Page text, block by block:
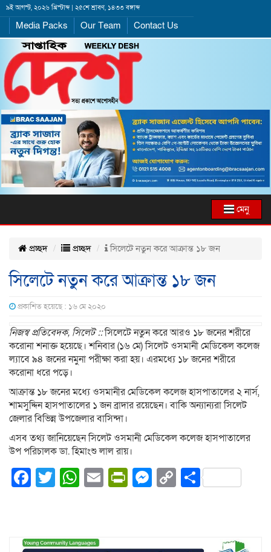
৯ই আগস্ট, ২০২৬ খ্রিস্টাব্দ | ২৫শে শ্রাবণ, ১৪৩৩ বঙ্গাব্দ
Media Packs Our Team Contact Us
মেনু
প্রচ্ছদ প্রচ্ছদ সিলেটে নতুন করে আক্রান্ত ১৮ জন
সিলেটে নতুন করে আক্রান্ত ১৮ জন
প্রকাশিত হয়েছে : ১৬ মে ২০২০
নিজস্ব প্রতিবেদক, সিলেট ::সিলেটে নতুন করে আরও ১৮ জনের শরীরে
করোনা শনাক্ত হয়েছে। শনিবার (১৬ মে) সিলেট ওসমানী মেডিকেল কলেজ
ল্যাবে ৯৪ জনের নমুনা পরীক্ষা করা হয়। এরমধ্যে ১৮ জনের শরীরে
করোনা ধরে পড়ে।
আক্রান্ত ১৮ জনের মধ্যে ওসমানীর মেডিকেল কলেজ হাসপাতালের ২ নার্স,
শামসুদ্দিন হাসপাতালের ১ জন ব্রাদার রয়েছেন। বাকি অন্যান্যরা সিলেট
জেলার বিভিন্ন উপজেলার বাসিন্দা।
এসব তথ্য জানিয়েছেন সিলেট ওসমানী মেডিকেল কলেজ হাসপাতালের
উপ পরিচালক ডা. হিমাংশু লাল রায়।
Facebook
Twitter
WhatsApp
EmailPrintFriendly
Messenger
CopyShare